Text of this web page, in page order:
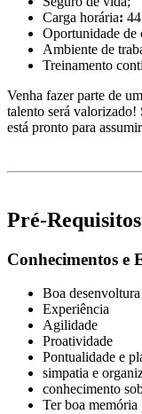
Carga horária:
Oportunidade de
Ambiente de
Treinamento
Venha fazer parte de
talento será valorizado!
está pronto para
Pré-Requisitos
Conhecimentos e
Boa
Experiência
Agilidade
Proatividade
Pontualidade e
simpatia e
conhecimento
Ter boa memória